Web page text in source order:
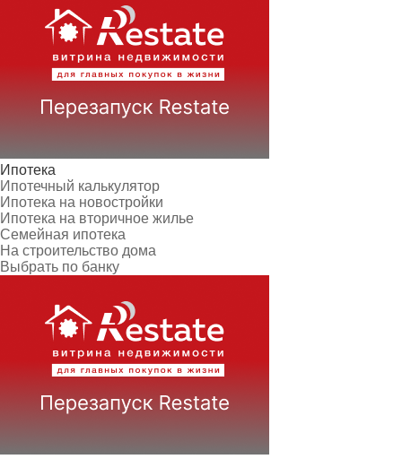
Ипотека
Ипотечный калькулятор
Ипотека на новостройки
Ипотека на вторичное жилье
Семейная ипотека
На строительство дома
Выбрать по банку